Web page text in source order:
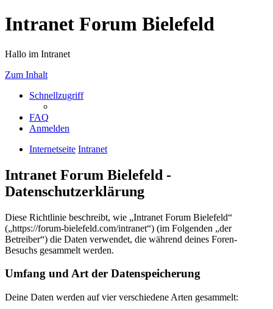
Intranet Forum Bielefeld
Hallo im Intranet
Zum Inhalt
Schnellzugriff
FAQ
Anmelden
Internetseite Intranet
Intranet Forum Bielefeld -
Datenschutzerklärung
Diese Richtlinie beschreibt, wie „Intranet Forum Bielefeld“
(„https://forum-bielefeld.com/intranet“) (im Folgenden „der
Betreiber“) die Daten verwendet, die während deines Foren-
Besuchs gesammelt werden.
Umfang und Art der Datenspeicherung
Deine Daten werden auf vier verschiedene Arten gesammelt: